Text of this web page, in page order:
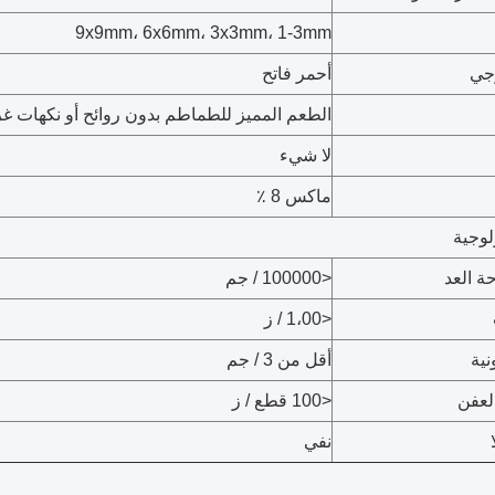
9x9mm، 6x6mm، 3x3mm، 1-3mm
أحمر فاتح
الطعم المميز للطماطم بدون روائح أو نكهات
لا شيء
ماكس 8 ٪
العد <100000 / جم
<1،00 / ز
أقل من 3 / جم
<100 قطع / ز
نفي